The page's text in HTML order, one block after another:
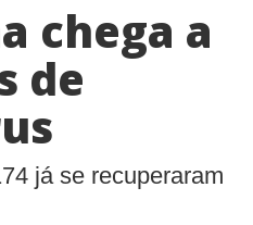
BUSCAR
chega a
de
já se recuperaram